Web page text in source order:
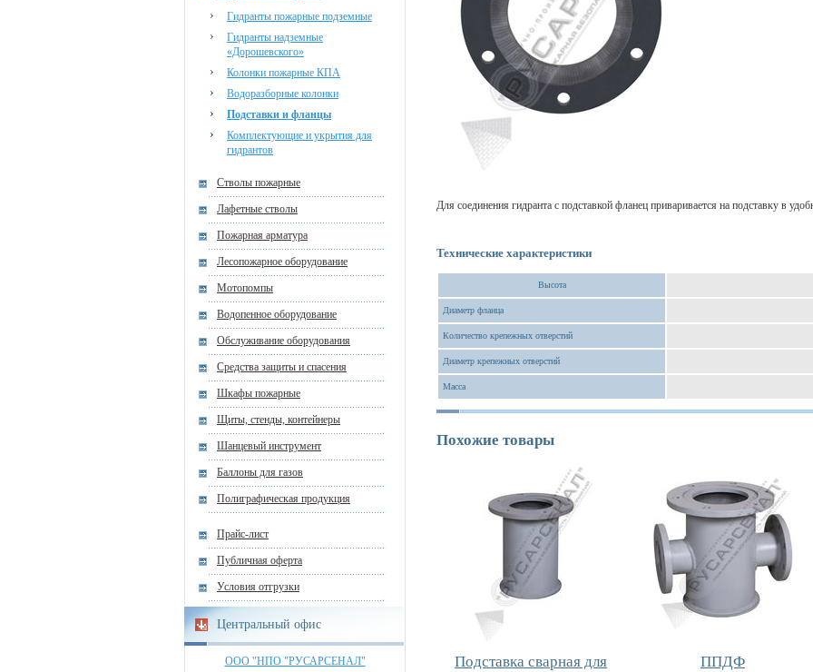
Гидранты пожарные подземные
Гидранты надземные
«Дорошевского»
Колонки пожарные КПА
Водоразборные колонки
Подставки и фланцы
Комплектующие и укрытия для
гидрантов
Стволы пожарные
Лафетные стволы
Пожарная арматура
Лесопожарное оборудование
Мотопомпы
Водопенное оборудование
Обслуживание оборудования
Средства защиты и спасения
Шкафы пожарные
Щиты, стенды, контейнеры
Шанцевый инструмент
Баллоны для газов
Полиграфическая продукция
Прайс-лист
Публичная оферта
Условия отгрузки
Центральный офис
ООО "НПО "РУСАРСЕНАЛ"
Для соединения гидранта с подставкой фланец приваривается на подставку в
Технические характеристики
Высота
Диаметр фланца
Количество крепежных отверстий
Диаметр крепежных отверстий
Масса
Похожие товары
Подставка сварная для
ППДФ